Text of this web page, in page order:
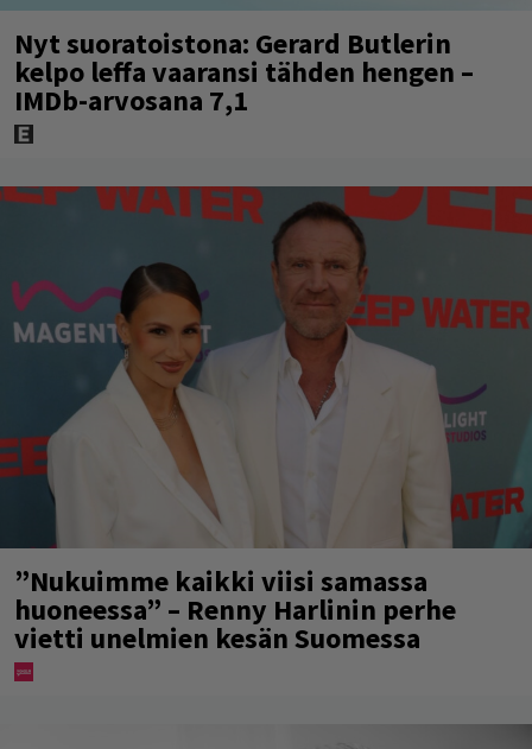
Nyt suoratoistona: Gerard Butlerin
kelpo leffa vaaransi tähden hengen –
IMDb-arvosana 7,1
”Nukuimme kaikki viisi samassa
huoneessa” – Renny Harlinin perhe
vietti unelmien kesän Suomessa